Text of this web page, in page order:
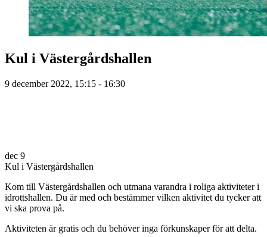
Kul i Västergårdshallen
9 december 2022, 15:15 - 16:30
dec 9
Kul i Västergårdshallen
Kom till Västergårdshallen och utmana varandra i roliga aktiviteter i
idrottshallen. Du är med och bestämmer vilken aktivitet du tycker att
vi ska prova på.
Aktiviteten är gratis och du behöver inga förkunskaper för att delta.